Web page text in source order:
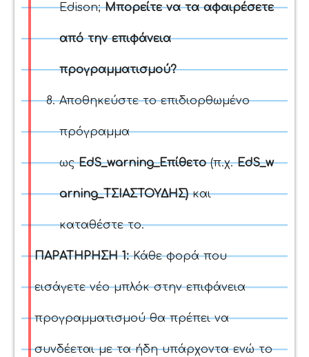
Edison;Μπορείτε να τα αφαιρέσετε
από την επιφάνεια
προγραμματισμού?
Αποθηκεύστε το επιδιορθωμένο
πρόγραμμα
ωςEdS_warning_Επίθετο(π.χ.EdS_w
arning_ΤΣΙΑΣΤΟΥΔΗΣ)και
καταθέστε το.
ΠΑΡΑΤΗΡΗΣΗ 1:Κάθε φορά που
εισάγετε νέο μπλόκ στην επιφάνεια
προγραμματισμού θα πρέπει να
συνδέεται με τα ήδη υπάρχοντα ενώ το